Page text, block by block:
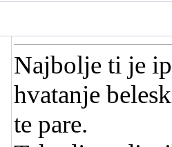
Najbolje ti je
hvatanje
te pare.